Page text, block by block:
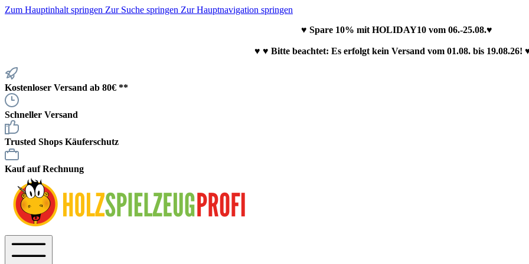
Zum Hauptinhalt springen Zur Suche springen Zur Hauptnavigation springen
♥ Spare 10% mit HOLIDAY10 vom 06.-25.08.♥
♥ ♥ Bitte beachtet: Es erfolgt kein Versand vom 01.08. bis 19.08.26!
Kostenloser Versand ab 80€ **
Schneller Versand
Trusted Shops Käuferschutz
Kauf auf Rechnung